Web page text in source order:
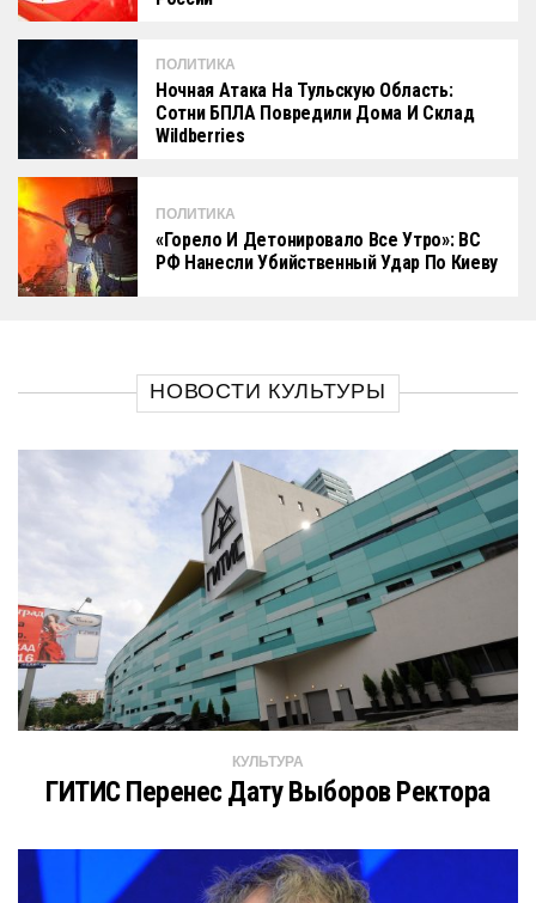
ПОЛИТИКА
Ночная Атака На Тульскую Область:
Сотни БПЛА Повредили Дома И Склад
Wildberries
ПОЛИТИКА
«Горело И Детонировало Все Утро»: ВС
РФ Нанесли Убийственный Удар По Киеву
НОВОСТИ КУЛЬТУРЫ
КУЛЬТУРА
ГИТИС Перенес Дату Выборов Ректора